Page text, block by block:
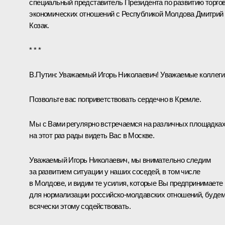
специальный представитель Президента по развитию
экономических отношений с Республикой МолдоваДмитрий
Козак.
* * *
В.Путин: Уважаемый Игорь Николаевич! Уважаемые
Позвольте вас поприветствовать сердечно в Кремле.
Мы с Вами регулярно встречаемся на различных
на этот раз рады видеть Вас в Москве.
Уважаемый Игорь Николаевич, мы внимательно следим
за развитием ситуации у наших соседей, в том числе
в Молдове, и видим те усилия, которые Вы предпринимаете
для нормализации российско-молдавских отношений, будем
всячески этому содействовать.